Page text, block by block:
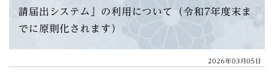
請届出システム」の利用について（令和7年度末ま
でに原則化されます）
2026年03月05日